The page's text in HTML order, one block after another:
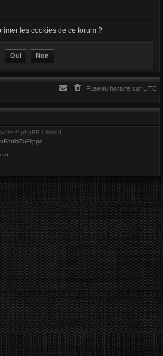
les cookies de ce forum ?
Fuseau horaire sur UTC
© phpBB Limited